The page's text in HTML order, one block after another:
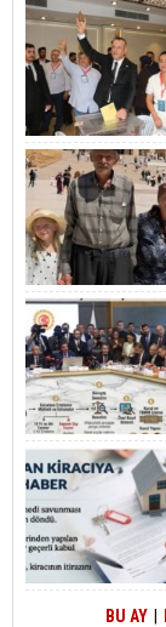
BU AY